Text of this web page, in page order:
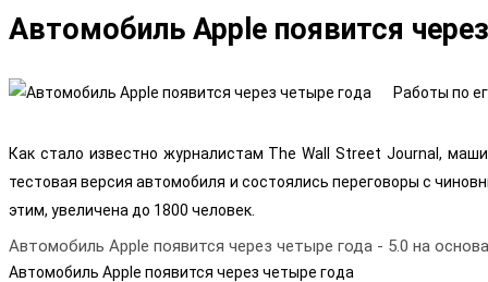
Автомобиль Apple появится
Работы по
Как стало известно журналистам The Wall Street Journal,
тестовая версия автомобиля и состоялись переговоры с
этим, увеличена до 1800 человек.
Автомобиль Apple появится через четыре года - 5.0 на
Автомобиль Apple появится через четыре года